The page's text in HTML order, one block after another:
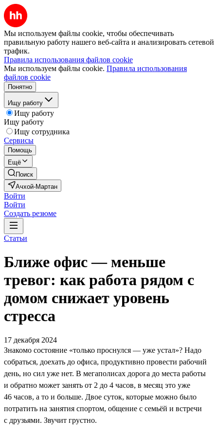
Мы используем файлы cookie, чтобы обеспечивать
правильную работу нашего веб-сайта и анализировать сетевой
трафик.
Правила использования файлов cookie
Мы используем файлы cookie. Правила использования
файлов cookie
Понятно
Ищу работу
Ищу работу
Ищу работу
Ищу сотрудника
Сервисы
Помощь
Ещё
Поиск
Ачхой-Мартан
Войти
Войти
Создать резюме
Статьи
Ближе офис — меньше
тревог: как работа рядом с
домом снижает уровень
стресса
17 декабря 2024
Знакомо состояние «только проснулся — уже устал»? Надо
собраться, доехать до офиса, продуктивно провести рабочий
день, но сил уже нет. В мегаполисах дорога до места работы
и обратно может занять от 2 до 4 часов, в месяц это уже
46 часов, а то и больше. Двое суток, которые можно было
потратить на занятия спортом, общение с семьёй и встречи
с друзьями. Звучит грустно.